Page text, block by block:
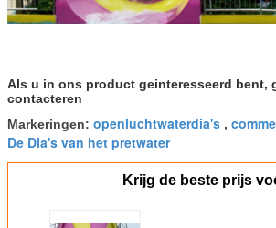
Als u in ons product geinteresseerd bent,
contacteren
Markeringen: openluchtwaterdia's ,
De Dia's van het pretwater
Krijg de beste prijs